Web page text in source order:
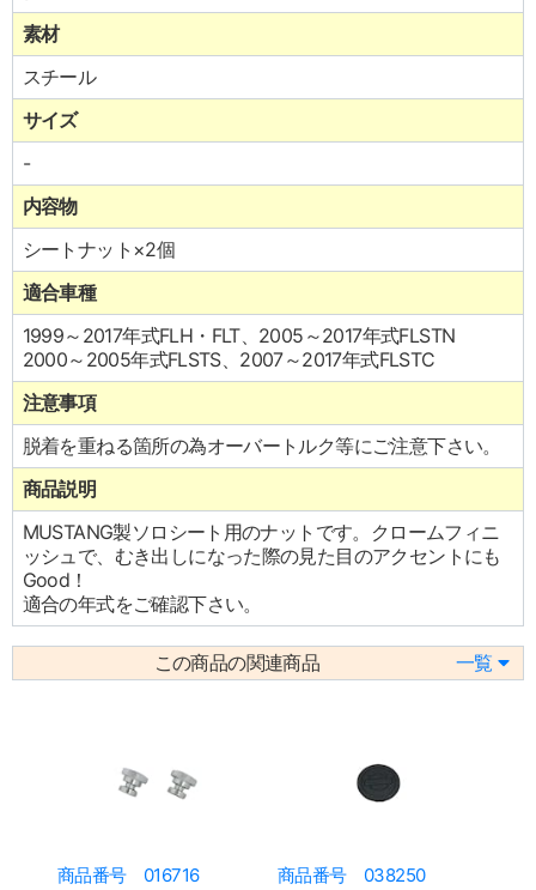
素材
スチール
サイズ
-
内容物
シートナット×2個
適合車種
1999～2017年式FLH・FLT、2005～2017年式FLSTN
2000～2005年式FLSTS、2007～2017年式FLSTC
注意事項
脱着を重ねる箇所の為オーバートルク等にご注意下さい。
商品説明
MUSTANG製ソロシート用のナットです。クロームフィニ
ッシュで、むき出しになった際の見た目のアクセントにも
Good！
適合の年式をご確認下さい。
この商品の関連商品 一覧
商品番号 016716 商品番号 038250